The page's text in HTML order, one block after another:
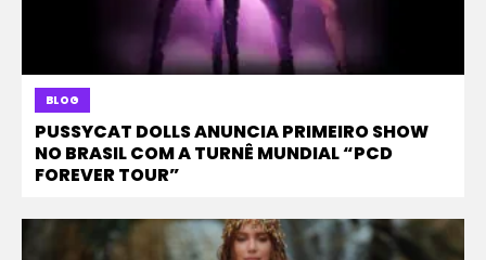
BLOG
PUSSYCAT DOLLS ANUNCIA PRIMEIRO SHOW
NO BRASIL COM A TURNÊ MUNDIAL “PCD
FOREVER TOUR”